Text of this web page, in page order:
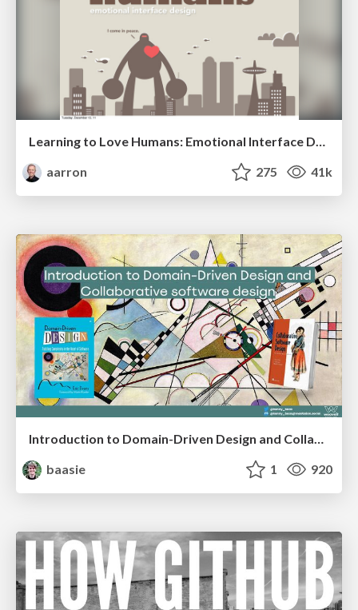
aarron
275 41k
Introduction to Domain-Driven Design and Collaborative software design
baasie
1 920